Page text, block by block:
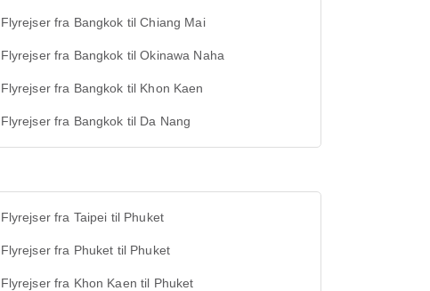
Flyrejser fra Bangkok til Chiang Mai
Flyrejser fra Bangkok til Okinawa Naha
Flyrejser fra Bangkok til Khon Kaen
Flyrejser fra Bangkok til Da Nang
Flyrejser fra Taipei til Phuket
Flyrejser fra Phuket til Phuket
Flyrejser fra Khon Kaen til Phuket